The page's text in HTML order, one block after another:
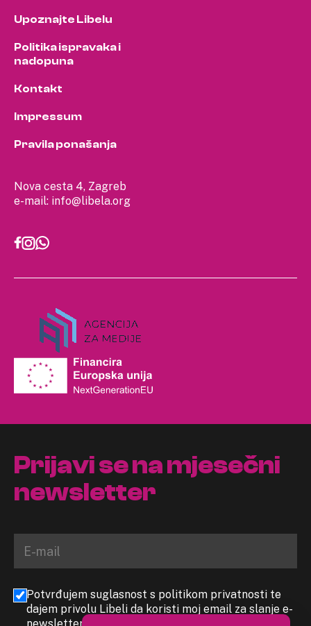
Nova cesta 4, Zagreb
e-mail: info@libela.org
Upoznajte Libelu
Politika ispravaka i
nadopuna
Kontakt
Impressum
Pravila ponašanja
Prijavi se na mjesečni
newsletter
Potvrđujem suglasnost s politikom privatnosti te
dajem privolu Libeli da koristi moj email za slanje e-
newslettera